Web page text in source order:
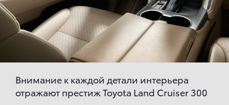
Внимание к каждой детали интерьера
отражают престиж Toyota Land Cruiser 300